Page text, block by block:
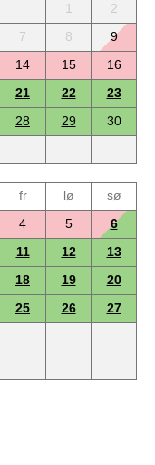
1
2
7 8
9
14 15
16
21 22
23
28 29
30
fr lø
sø
4 5
6
11 12
13
18 19
20
25 26
27